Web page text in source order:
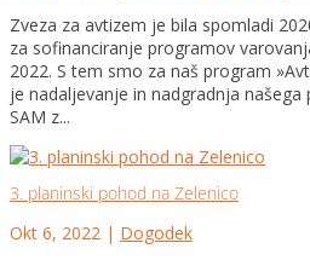
Zveza za avtizem je bila spomladi
za sofinanciranje programov
2022. S tem smo za naš program
je nadaljevanje in nadgradnja
SAM z...
3. planinski pohod na Zelenico
Okt 6, 2022 | Dogodek